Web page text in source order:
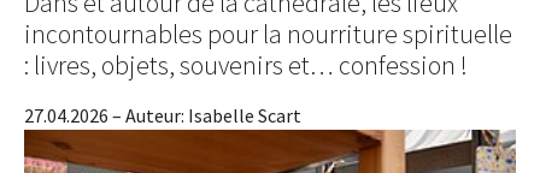
incontournables pour la nourriture spirituelle
: livres, objets, souvenirs et… confession !
27.04.2026 – Auteur: Isabelle Scart